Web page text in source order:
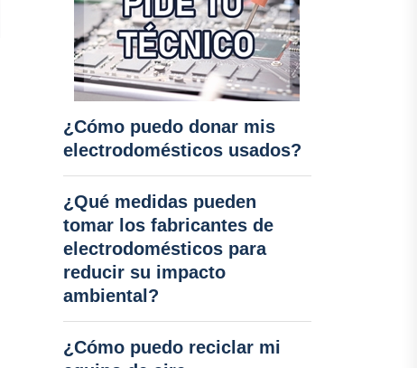
¿Cómo puedo donar mis
electrodomésticos usados?
¿Qué medidas pueden
tomar los fabricantes de
electrodomésticos para
reducir su impacto
ambiental?
¿Cómo puedo reciclar mi